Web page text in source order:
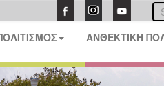
ΑΝΘΕΚΤΙΚΗ